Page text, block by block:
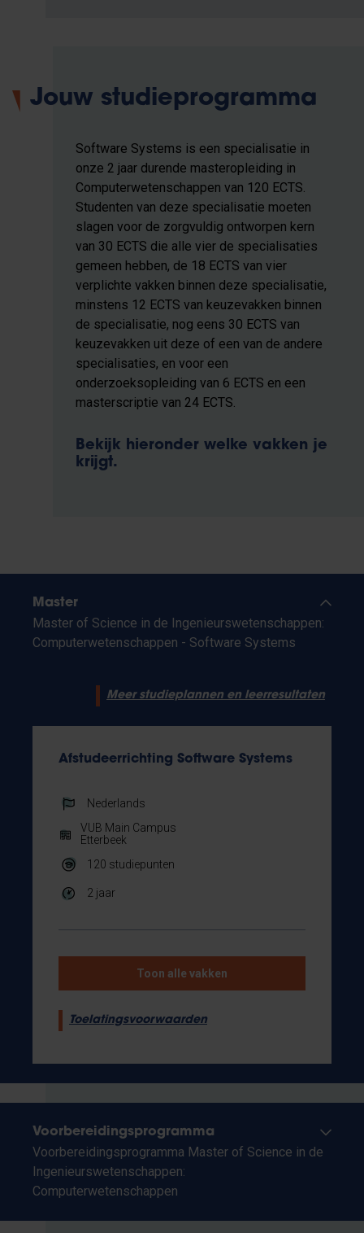
Jouw studieprogramma
Software Systems is een specialisatie in
onze 2 jaar durende masteropleiding in
Computerwetenschappen van 120 ECTS.
Studenten van deze specialisatie moeten
slagen voor de zorgvuldig ontworpen kern
van 30 ECTS die alle vier de specialisaties
gemeen hebben, de 18 ECTS van vier
verplichte vakken binnen deze specialisatie,
minstens 12 ECTS van keuzevakken binnen
de specialisatie, nog eens 30 ECTS van
keuzevakken uit deze of een van de andere
specialisaties, en voor een
onderzoeksopleiding van 6 ECTS en een
masterscriptie van 24 ECTS.
Bekijk hieronder welke vakken je
krijgt.
Master
Master of Science in de Ingenieurswetenschappen:
Computerwetenschappen - Software Systems
Meer studieplannen en leerresultaten
Afstudeerrichting Software Systems
Nederlands
VUB Main Campus
Etterbeek
120 studiepunten
2 jaar
Toon alle vakken
Toelatingsvoorwaarden
Voorbereidingsprogramma
Voorbereidingsprogramma Master of Science in de
Ingenieurswetenschappen:
Computerwetenschappen